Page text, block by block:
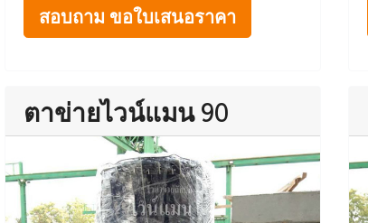
สอบถาม ขอใบเสนอราคา
ตาข่ายไวน์แมน 90